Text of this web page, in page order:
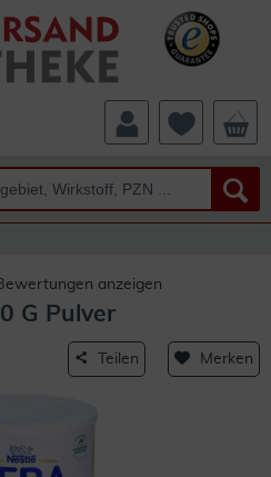
anzeigen
G Pulver
Teilen Merken